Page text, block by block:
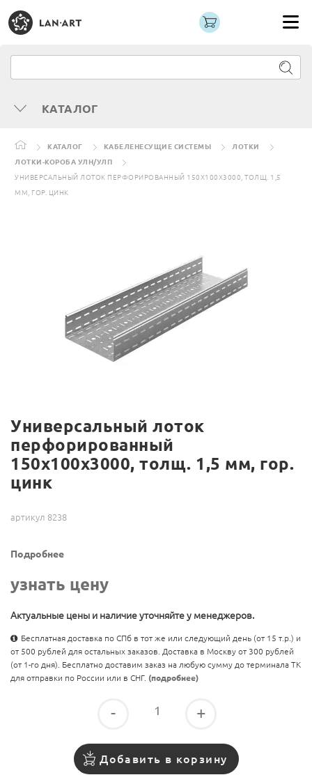
КАТАЛОГ
КАТАЛОГ КАБЕЛЕНЕСУЩИЕ СИСТЕМЫ
ЛОТКИ
ЛОТКИ-КОРОБА УЛН/УЛП
УНИВЕРСАЛЬНЫЙ ЛОТОК ПЕРФОРИРОВАННЫЙ 150Х100Х3000, ТОЛЩ. 1,5
ММ, ГОР. ЦИНК
Универсальный лоток
перфорированный
150х100х3000, толщ. 1,5 мм, гор.
цинк
артикул 8238
Подробнее
узнать цену
Актуальные цены и наличие уточняйте у менеджеров.
Бесплатная доставка по СПб в тот же или следующий день (от 15 т.р.) и
от 500 рублей для остальных заказов. Доставка в Москву от 300 рублей
(от 1-го дня). Бесплатно доставим заказ на любую сумму до терминала ТК
для отправки по России или в СНГ. (подробнее)
- +
Добавить в корзину